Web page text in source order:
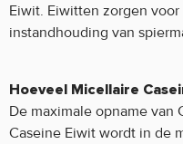
Eiwit. Eiwitten zorgen
instandhouding van
Hoeveel Micellaire
De maximale opname van
Caseine Eiwit wordt in de